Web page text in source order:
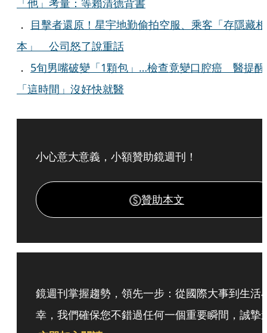
「他」考量：等賴清德背書
． 目擊者還原！星宇地勤偷拍空服、乘客「存隱藏相
本」 公司怒了說重話
． 5旬男嘴破變「1顆包」…檢查竟變口腔癌 醫提醒
「這時間」沒好快就醫
小心意大意義，小額贊助鏡週刊！
贊助本文
鏡週刊掌握趨勢，領先一步：從國際大事到生活
幸，我們確保您不錯過任何一個重要瞬間，誠摯